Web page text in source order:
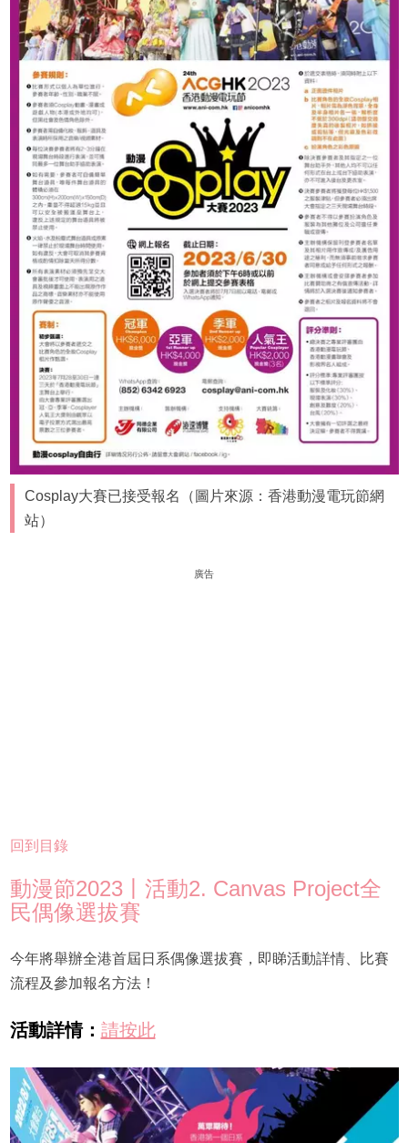
Cosplay大賽已接受報名（圖片來源：香港動漫電玩節網
站）
廣告
回到目錄
動漫節2023丨活動2. Canvas Project全
民偶像選拔賽
今年將舉辦全港首屆日系偶像選拔賽，即睇活動詳情、比賽
流程及參加報名方法！
活動詳情： 請按此